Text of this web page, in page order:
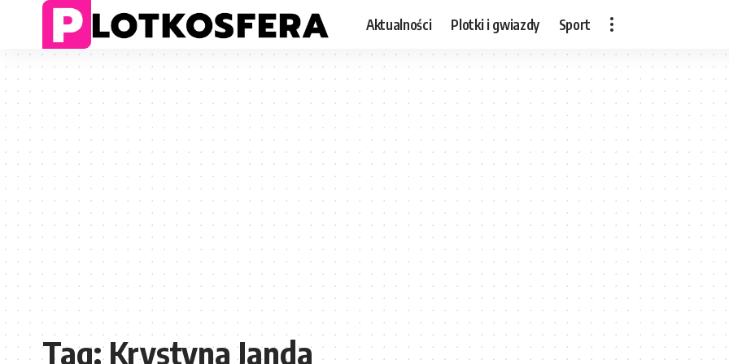
Aktualności Plotki i gwiazdy Sport
Tag:Krystyna Janda